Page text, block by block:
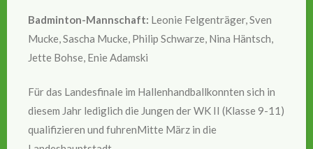
Badminton-Mannschaft: Leonie Felgenträger, Sven
Mucke, Sascha Mucke, Philip Schwarze, Nina Häntsch,
Jette Bohse, Enie Adamski
Für das Landesfinale im Hallenhandballkonnten sich in
diesem Jahr lediglich die Jungen der WK II (Klasse 9-11)
qualifizieren und fuhrenMitte März in die